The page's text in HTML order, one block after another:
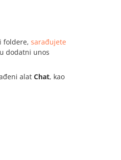
foldere, sarađujete
dodatni unos
alat Chat, kao